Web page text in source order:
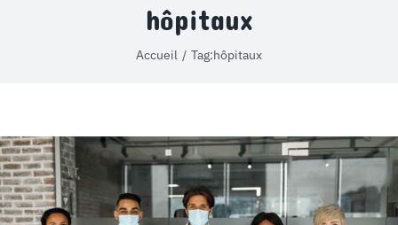
hôpitaux
Accueil Tag:hôpitaux